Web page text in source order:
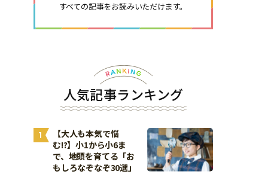
すべての記事をお読みいただけます。
人気記事ランキング
1
【大人も本気で悩
む!?】小1から小6ま
で、地頭を育てる「お
もしろなぞなぞ30選」